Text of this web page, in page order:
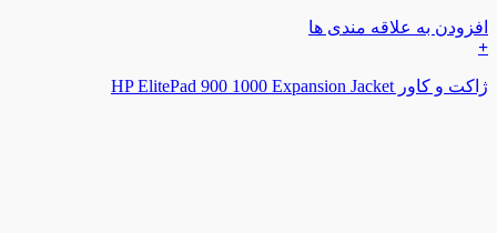
افزودن به علاقه مندی ها
+
ژاکت و کاور HP ElitePad 900 1000 Expansion Jacket